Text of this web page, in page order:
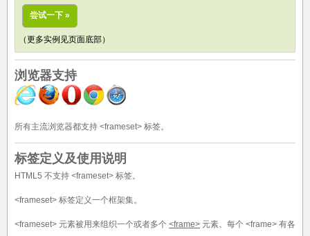
尝试一下 »
（更多实例见页面底部）
浏览器支持
所有主流浏览器都支持 <frameset> 标签。
标签定义及使用说明
HTML5 不支持 <frameset> 标签。
<frameset> 标签定义一个框架集。
<frameset> 元素被用来组织一个或者多个 <frame> 元素。每个 <frame> 有各